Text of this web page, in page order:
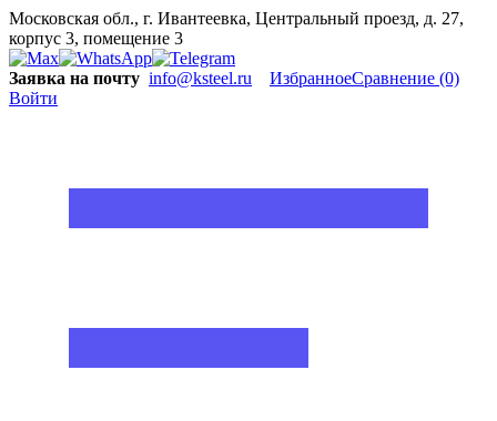
Московская обл., г. Ивантеевка, Центральный проезд, д. 27,
корпус 3, помещение 3
Заявка на почту info@ksteel.ru ИзбранноеСравнение (0)
Войти